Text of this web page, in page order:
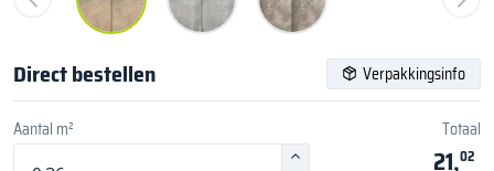
Direct bestellen Verpakkingsinfo
Aantal m² Totaal
21,02